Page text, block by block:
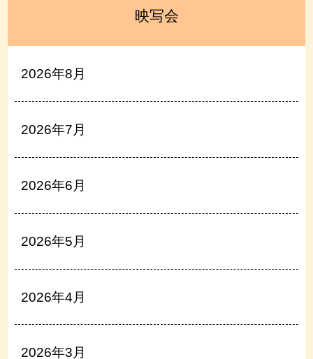
映写会
2026年8月
2026年7月
2026年6月
2026年5月
2026年4月
2026年3月